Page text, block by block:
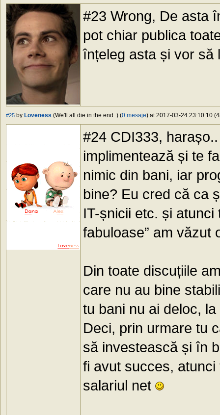
#23 Wrong, De asta
pot chiar publica
înțeleg asta și vor să
#25 by Loveness (We'll all die in the end..) (0 mesaje) at 2017-03-24 23:10:10
#24 CDI333,
implimentează și te
nimic din bani, iar
bine? Eu cred că ca
IT-șnicii etc. și atunci
fabuloase” am
Din toate discuțiile
care nu au bine
tu bani nu ai deloc,
Deci, prin urmare tu
să investească și în
fi avut succes,
salariul net